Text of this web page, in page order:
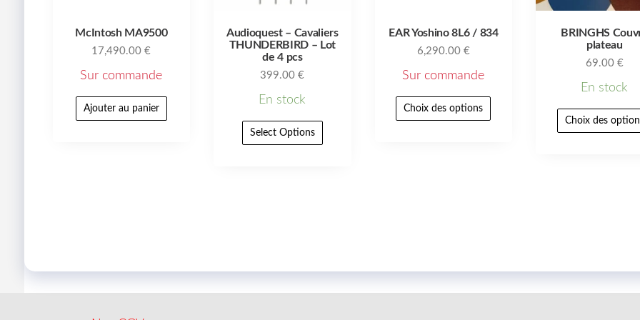
McIntosh MA9500
17,490.00€
Sur commande
Ajouter au panier
Audioquest – Cavaliers
THUNDERBIRD – Lot
de 4 pcs
399.00€
En stock
Select Options
EAR Yoshino 8L6 / 834
6,290.00 €
Sur commande
Choix des options
BRINGHS
plateau
69.00 €
En stock
Choix des